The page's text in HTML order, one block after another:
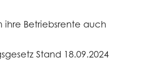
ihre Betriebsrente auch
Stand 18.09.2024